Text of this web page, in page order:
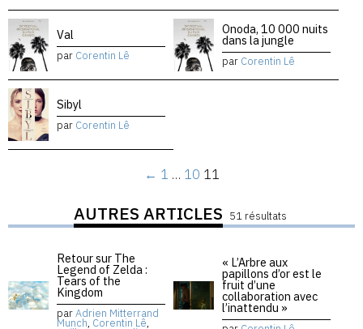
Val
par Corentin Lê
Onoda, 10 000 nuits
dans la jungle
par Corentin Lê
Sibyl
par Corentin Lê
← 1 … 10 11
AUTRES ARTICLES 51 résultats
Retour sur The
Legend of Zelda :
Tears of the
Kingdom
parAdrien Mitterrand
Munch, Corentin Lê,
« L’Arbre aux
papillons d’or est le
fruit d’une
collaboration avec
l’inattendu »